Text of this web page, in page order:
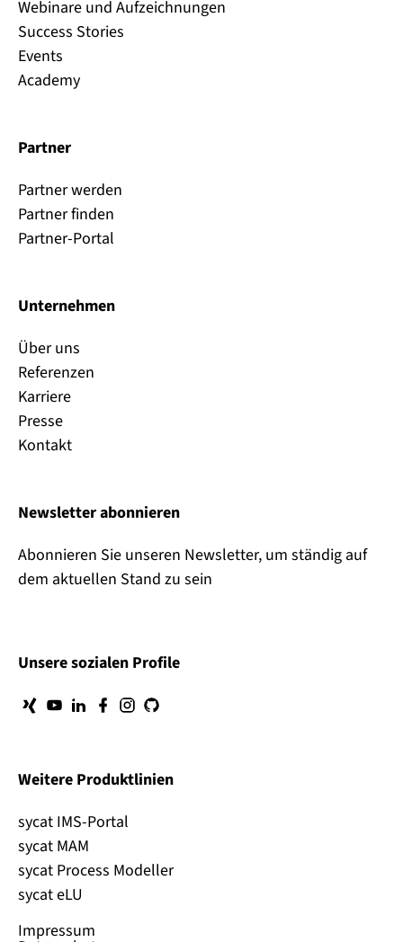
Webinare und Aufzeichnungen
Success Stories
Events
Academy
Partner
Partner werden
Partner finden
Partner-Portal
Unternehmen
Über uns
Referenzen
Karriere
Presse
Kontakt
Newsletter abonnieren
Abonnieren Sie unseren Newsletter, um ständig auf
dem aktuellen Stand zu sein
Unsere sozialen Profile
Weitere Produktlinien
sycat IMS-Portal
sycat MAM
sycat Process Modeller
sycat eLU
Impressum